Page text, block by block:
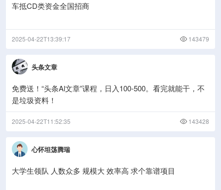
车抵CD类资金全国招商
2025-04-22T13:39:17 143479
头条文章
免费送！“头条Al文章”课程，日入100-500。看完就能干，不
是垃圾资料！
2025-04-22T11:52:35 143428
心怀坦荡腾瑞
大学生领队 人数众多 规模大 效率高 求个靠谱项目